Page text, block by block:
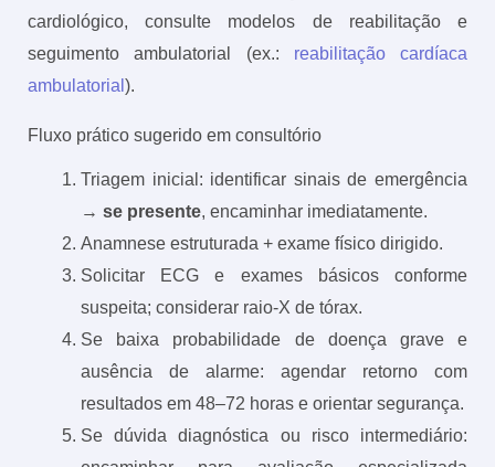
cardiológico, consulte modelos de reabilitação e
seguimento ambulatorial (ex.: reabilitação cardíaca
ambulatorial ).
Fluxo prático sugerido em consultório
Triagem inicial: identificar sinais de emergência
→ se presente, encaminhar imediatamente.
Anamnese estruturada + exame físico dirigido.
Solicitar ECG e exames básicos conforme
suspeita; considerar raio-X de tórax.
Se baixa probabilidade de doença grave e
ausência de alarme: agendar retorno com
resultados em 48–72 horas e orientar segurança.
Se dúvida diagnóstica ou risco intermediário: